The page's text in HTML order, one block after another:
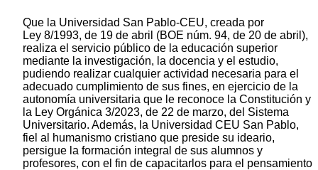
Que la Universidad San Pablo-CEU, creada por
Ley 8/1993, de 19 de abril (BOE núm. 94, de 20 de abril),
realiza el servicio público de la educación superior
mediante la investigación, la docencia y el estudio,
pudiendo realizar cualquier actividad necesaria para el
adecuado cumplimiento de sus fines, en ejercicio de la
autonomía universitaria que le reconoce la Constitución y
la Ley Orgánica 3/2023, de 22 de marzo, del Sistema
Universitario. Además, la Universidad CEU San Pablo,
fiel al humanismo cristiano que preside su ideario,
persigue la formación integral de sus alumnos y
profesores, con el fin de capacitarlos para el pensamiento